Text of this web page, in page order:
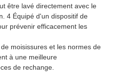
être lavé directement avec le
4 Équipé d'un dispositif de
prévenir efficacement les
moisissures et les normes de
à une meilleure
de rechange.